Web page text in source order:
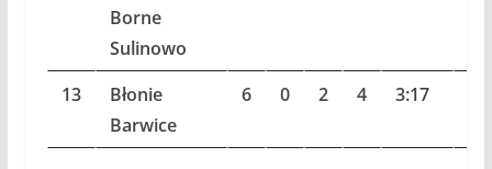
Borne
Sulinowo
13
Błonie
Barwice
6 0 2 4 3:17